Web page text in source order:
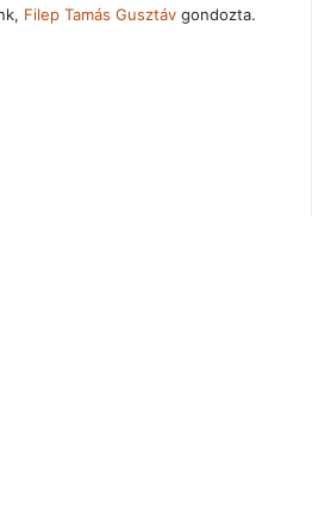
Filep Tamás Gusztávgondozta.